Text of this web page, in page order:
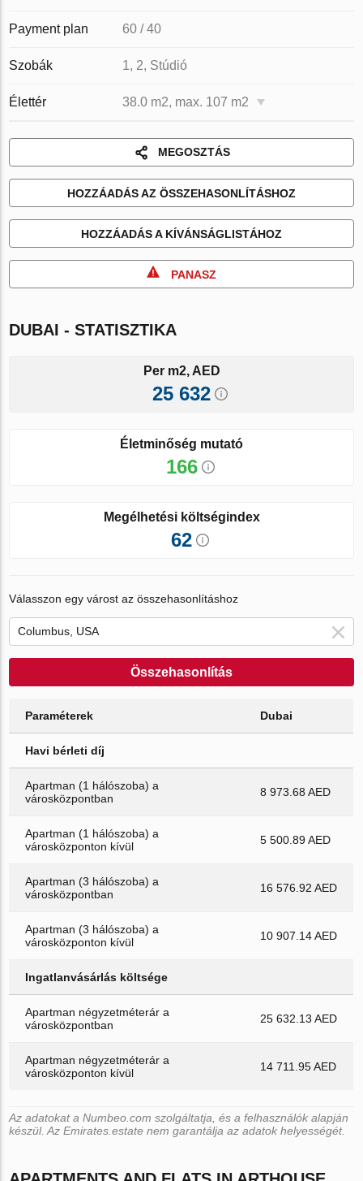
Payment plan 60 / 40
Szobák 1, 2, Stúdió
Élettér 38.0 m2, max. 107 m2
MEGOSZTÁS
HOZZÁADÁS AZ ÖSSZEHASONLÍTÁSHOZ
HOZZÁADÁS A KÍVÁNSÁGLISTÁHOZ
PANASZ
DUBAI - STATISZTIKA
Per m2, AED
25 632
Életminőség mutató
166
Megélhetési költségindex
62
Válasszon egy várost az összehasonlításhoz
Összehasonlítás
Paraméterek Dubai
Havi bérleti díj
Apartman (1 hálószoba) a
városközpontban
8 973.68 AED
Apartman (1 hálószoba) a
városközponton kívül
5 500.89 AED
Apartman (3 hálószoba) a
városközpontban
16 576.92 AED
Apartman (3 hálószoba) a
városközponton kívül
10 907.14 AED
Ingatlanvásárlás költsége
Apartman négyzetméterár a
városközpontban
25 632.13 AED
Apartman négyzetméterár a
városközponton kívül
14 711.95 AED
Az adatokat a Numbeo.com szolgáltatja, és a felhasználók alapján
készül. Az Emirates.estate nem garantálja az adatok helyességét.